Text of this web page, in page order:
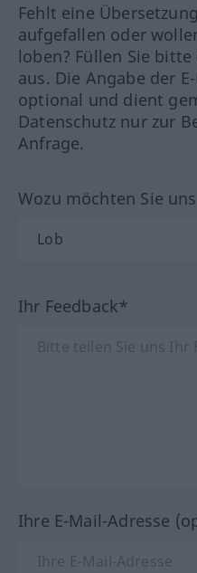
Fehlt eine
aufgefallen oder
loben? Füllen Sie
aus. Die Angabe der
optional und dient
Datenschutz nur zur
Anfrage.
Wozu möchten Sie
Ihr Feedback*
Ihre E-Mail-Adresse